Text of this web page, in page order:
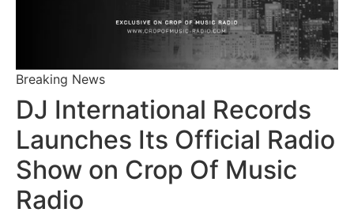
Breaking News
DJ International Records
Launches Its Official Radio
Show on Crop Of Music
Radio